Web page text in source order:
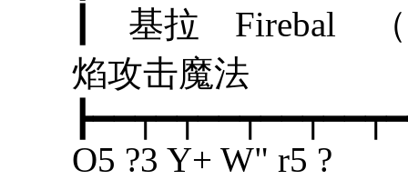
┃ 基拉
焰攻击
O5 ?3 Y+ W" r5 ?